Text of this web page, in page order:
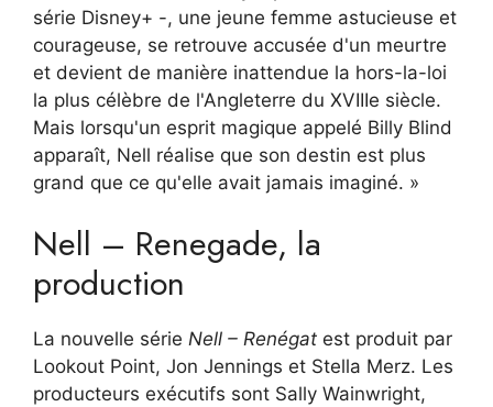
série Disney+ -, une jeune femme astucieuse et
courageuse, se retrouve accusée d'un meurtre
et devient de manière inattendue la hors-la-loi
la plus célèbre de l'Angleterre du XVIIIe siècle.
Mais lorsqu'un esprit magique appelé Billy Blind
apparaît, Nell réalise que son destin est plus
grand que ce qu'elle avait jamais imaginé. »
Nell – Renegade, la
production
La nouvelle série Nell – Renégat est produit par
Lookout Point, Jon Jennings et Stella Merz. Les
producteurs exécutifs sont Sally Wainwright,